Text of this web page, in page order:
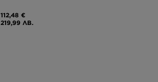
112,48 €
219,99 ЛВ.